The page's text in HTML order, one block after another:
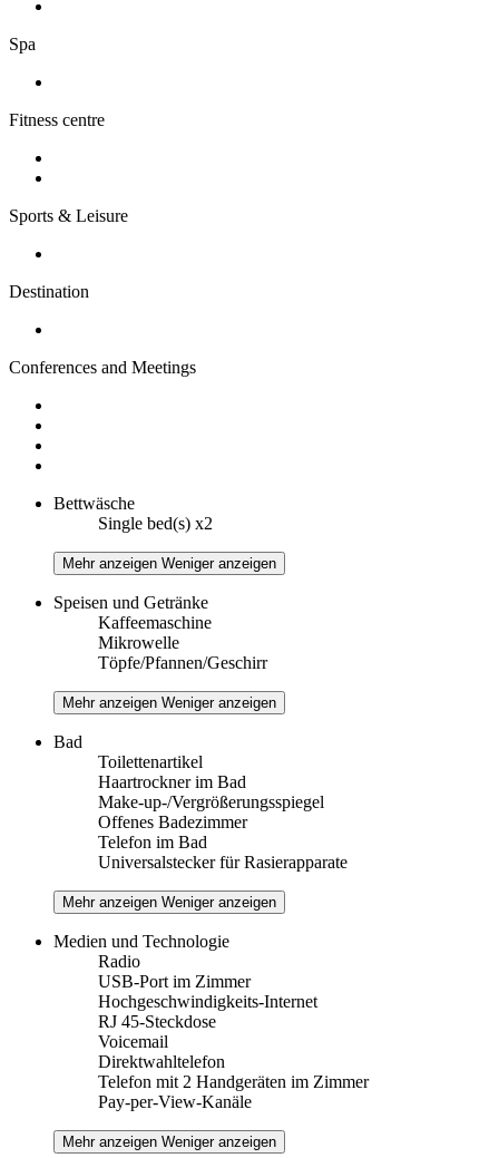
Spa
Fitness centre
Sports & Leisure
Destination
Conferences and Meetings
Bettwäsche
Single bed(s) x2
Mehr anzeigen Weniger anzeigen
Speisen und Getränke
Kaffeemaschine
Mikrowelle
Töpfe/Pfannen/Geschirr
Mehr anzeigen Weniger anzeigen
Bad
Toilettenartikel
Haartrockner im Bad
Make-up-/Vergrößerungsspiegel
Offenes Badezimmer
Telefon im Bad
Universalstecker für Rasierapparate
Mehr anzeigen Weniger anzeigen
Medien und Technologie
Radio
USB-Port im Zimmer
Hochgeschwindigkeits-Internet
RJ 45-Steckdose
Voicemail
Direktwahltelefon
Telefon mit 2 Handgeräten im Zimmer
Pay-per-View-Kanäle
Mehr anzeigen Weniger anzeigen